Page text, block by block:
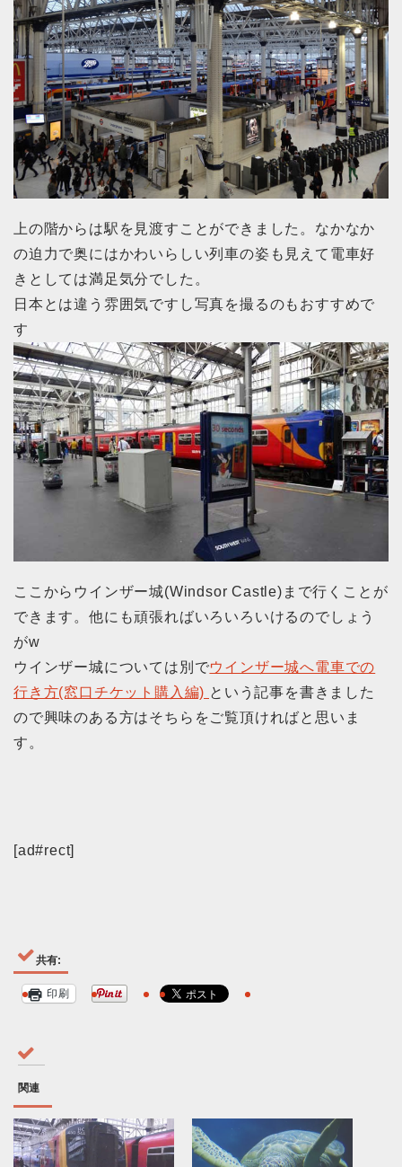
上の階からは駅を見渡すことができました。なかなか
の迫力で奥にはかわいらしい列車の姿も見えて電車好
きとしては満足気分でした。
日本とは違う雰囲気ですし写真を撮るのもおすすめで
す
ここからウインザー城(Windsor Castle)まで行くことが
できます。他にも頑張ればいろいろいけるのでしょう
がw
ウインザー城については別でウインザー城へ電車での
行き方(窓口チケット購入編) という記事を書きました
ので興味のある方はそちらをご覧頂ければと思いま
す。
[ad#rect]
共有:
印刷
関連